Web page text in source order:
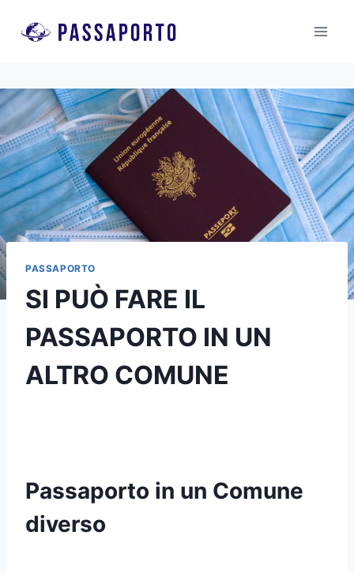
PASSAPORTO
SI PUÒ FARE IL
PASSAPORTO IN UN
ALTRO COMUNE
Passaporto in un Comune
diverso